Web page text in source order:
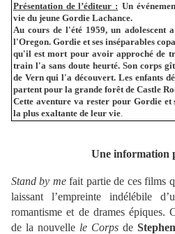
Présentation de l’éditeur : Un
vie du jeune Gordie Lachance.
Au cours de l'été 1959, un adolescent
l'Oregon. Gordie et ses inséparables
qu'il est mort pour avoir approché de
train l'a sans doute heurté. Son corps
de Vern qui l'a découvert. Les enfants
partent pour la grande forêt de Castle
Cette aventure va rester pour Gordie et
la plus exaltante de leur vie.
Une information
Stand by mefait partie de ces films
laissant l’empreinte indélébile
romantisme et de drames épiques.
de la nouvelle le Corpsde